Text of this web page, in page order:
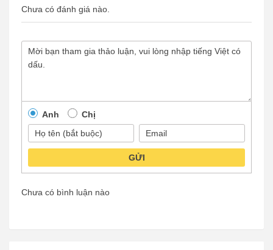
Chưa có đánh giá nào.
Anh Chị
GỬI
Chưa có bình luận nào